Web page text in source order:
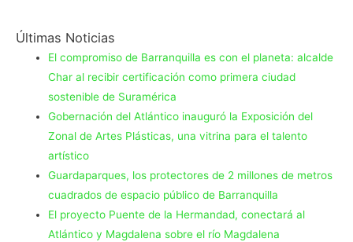
Últimas Noticias
El compromiso de Barranquilla es con el planeta: alcalde
Char al recibir certificación como primera ciudad
sostenible de Suramérica
Gobernación del Atlántico inauguró la Exposición del
Zonal de Artes Plásticas, una vitrina para el talento
artístico
Guardaparques, los protectores de 2 millones de metros
cuadrados de espacio público de Barranquilla
El proyecto Puente de la Hermandad, conectará al
Atlántico y Magdalena sobre el río Magdalena